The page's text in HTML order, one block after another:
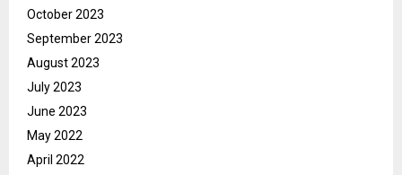
October 2023
September 2023
August 2023
July 2023
June 2023
May 2022
April 2022